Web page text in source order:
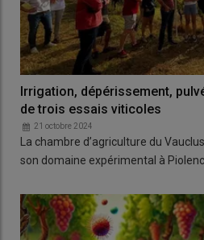
Irrigation, dépérissement,
de trois essais viticoles
21 octobre 2024
La chambre d’agriculture du
son domaine expérimental à Piolenc